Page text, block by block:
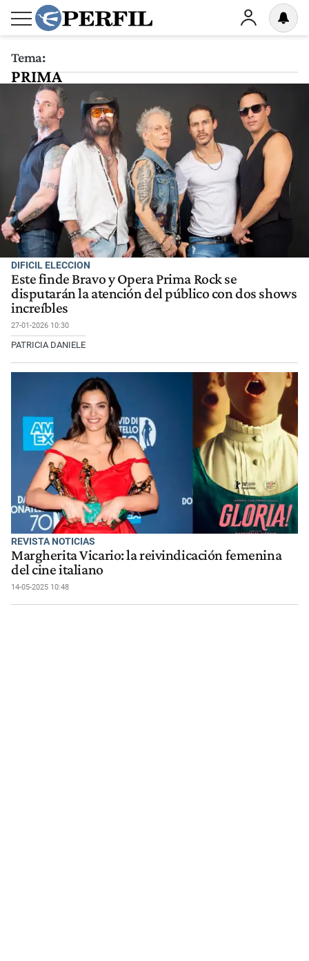
Tema:
PRIMA
DIFICIL ELECCION
Este finde Bravo y Opera Prima Rock se
disputarán la atención del público con dos shows
increíbles
27-01-2026 10:30
PATRICIA DANIELE
REVISTA NOTICIAS
Margherita Vicario: la reivindicación femenina
del cine italiano
14-05-2025 10:48